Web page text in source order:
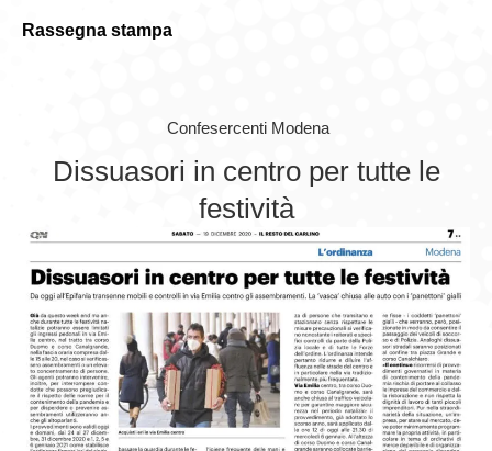
Rassegna stampa
Confesercenti Modena
Dissuasori in centro per tutte le
festività